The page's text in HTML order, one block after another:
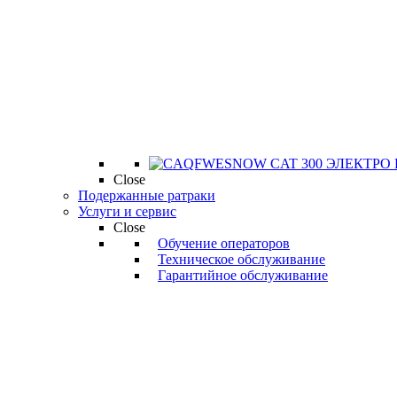
SNOW CAT 300 ЭЛЕКТРО
Close
Подержанные ратраки
Услуги и сервис
Close
Обучение операторов
Техническое обслуживание
Гарантийное обслуживание